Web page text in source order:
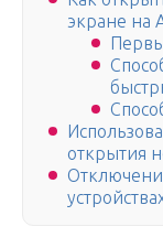
экране на
открытия